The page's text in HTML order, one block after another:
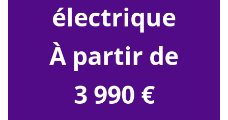
électrique
À partir de
3 990 €